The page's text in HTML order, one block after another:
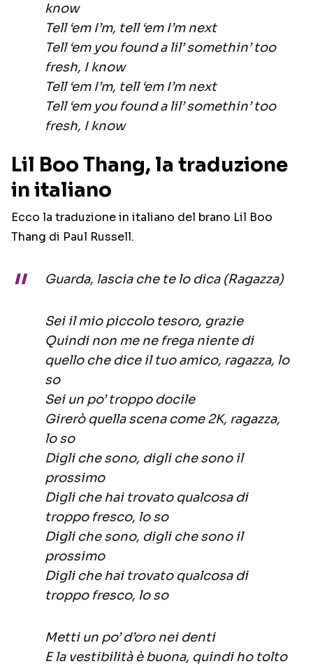
know
Tell ‘em I’m, tell ‘em I’m next
Tell ‘em you found a lil’ somethin’ too
fresh, I know
Tell ‘em I’m, tell ‘em I’m next
Tell ‘em you found a lil’ somethin’ too
fresh, I know
Lil Boo Thang, la traduzione
in italiano
Ecco la traduzione in italiano del brano Lil Boo
Thang di Paul Russell.
Guarda, lascia che te lo dica (Ragazza)
Sei il mio piccolo tesoro, grazie
Quindi non me ne frega niente di
quello che dice il tuo amico, ragazza, lo
so
Sei un po’ troppo docile
Girerò quella scena come 2K, ragazza,
lo so
Digli che sono, digli che sono il
prossimo
Digli che hai trovato qualcosa di
troppo fresco, lo so
Digli che sono, digli che sono il
prossimo
Digli che hai trovato qualcosa di
troppo fresco, lo so
Metti un po’ d’oro nei denti
E la vestibilità è buona, quindi ho tolto